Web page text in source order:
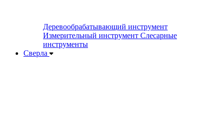
Деревообрабатывающий инструмент
Измерительный инструмент Слесарные
инструменты
Сверла